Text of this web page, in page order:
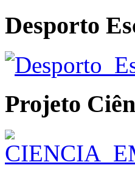
Desporto
Projeto